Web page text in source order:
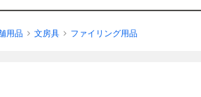
用品 文房具 ファイリング用品